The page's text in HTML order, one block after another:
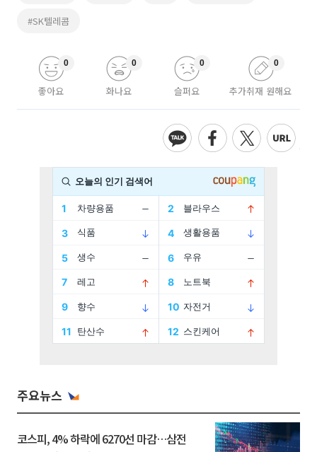
#SK텔레콤
좋아요
0
화나요
0
슬퍼요
0
추가취재 원해요
0
주요뉴스
코스피, 4% 하락에 6270선 마감…삼전